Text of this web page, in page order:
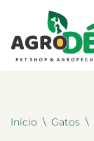
Pular
para
Início \ Gatos \